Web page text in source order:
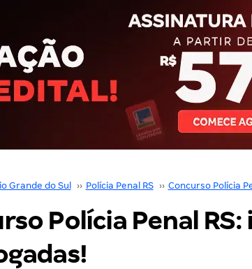
Grande do Sul ›› Polícia Penal RS ›› Concurso Polícia
Polícia Penal